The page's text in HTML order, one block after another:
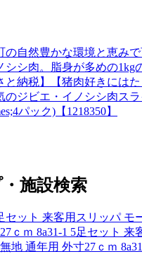
の自然豊かな環境と恵み
シシ肉。脂身が多めの1kg
と納税】【猪肉好きには
のジビエ・イノシシ肉スラ
パック)【1218350】
施設検索
セット 来客用スリッパ モ
ｃｍ 8a31-1 5足セット 来
地 通年用 外寸27ｃｍ